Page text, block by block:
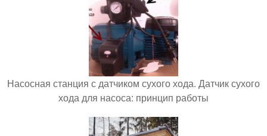
Насосная станция с датчиком сухого хода. Датчик сухого
хода для насоса: принцип работы